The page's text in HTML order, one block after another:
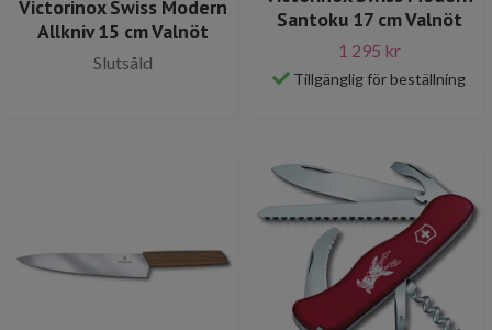
Victorinox Swiss Modern
Allkniv 15 cm Valnöt
Slutsåld
Santoku 17 cm Valnöt
1 295 kr
Tillgänglig för beställning